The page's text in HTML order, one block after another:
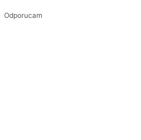
Odporucam